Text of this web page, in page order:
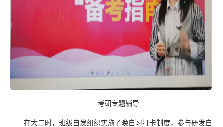
考研专题辅导
在大二时，班级自发组织实施了晚自习打卡制度，参与研发自